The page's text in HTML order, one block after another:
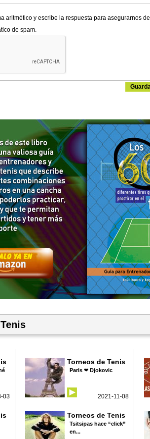
aritmético y escribe la respuesta para asegurarnos de
de spam.
03
Torneos de Tenis
Paris ❤ Djokovic
2021-11-08
Torneos de Tenis
Tsitsipas hace “click”
en...